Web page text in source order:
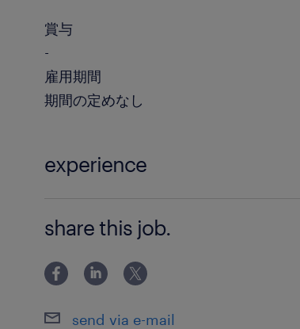
賞与
-
雇用期間
期間の定めなし
experience
FigmaやAdobeを用いたデザイン実務
リリースや効果測定、改善の実務経験
ル、英語ビジネスレベル ■
share this job.
send via e-mail